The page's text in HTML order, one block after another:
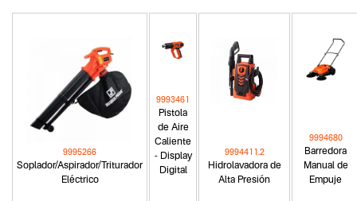
Soplador/Aspirador/Triturador
Eléctrico
9995266
Pistola
de Aire
Caliente
- Display
Digital
9993461
Hidrolavadora de
Alta Presión
9994411.2
Barredora
Manual de
Empuje
9994680